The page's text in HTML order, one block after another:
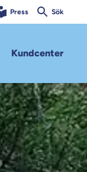
Press Sök
Kundcenter